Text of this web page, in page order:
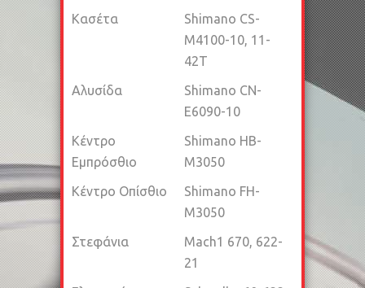
Κασέτα
Shimano CS-
M4100-10, 11-
42T
Αλυσίδα
Shimano CN-
E6090-10
Κέντρο
Εμπρόσθιο
Shimano HB-
M3050
Κέντρο Οπίσθιο
Shimano FH-
M3050
Στεφάνια
Mach1 670, 622-
21